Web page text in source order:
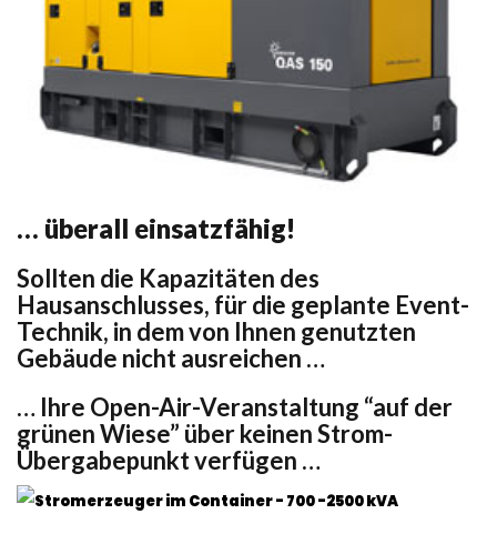
… überall einsatzfähig!
Sollten die Kapazitäten des
Hausanschlusses, für die geplante Event-
Technik, in dem von Ihnen genutzten
Gebäude nicht ausreichen …
… Ihre Open-Air-Veranstaltung “auf der
grünen Wiese” über keinen Strom-
Übergabepunkt verfügen …